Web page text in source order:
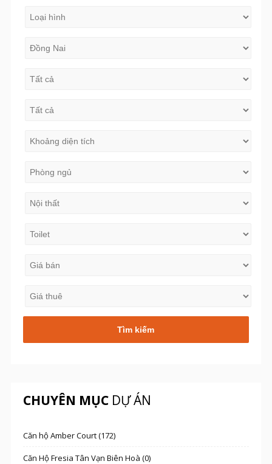
CHUYÊN MỤCDỰ ÁN
Căn hộ Amber Court (172)
Căn Hộ Fresia Tân Vạn Biên Hoà (0)